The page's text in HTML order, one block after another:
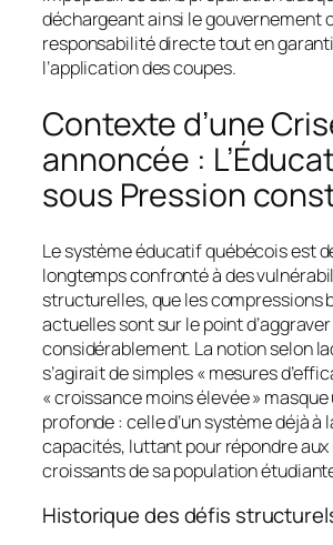
déchargeant ainsi le gouvernement
responsabilité directe tout en
l’application des coupes.
Contexte d’une
annoncée :
sous Pression
Le système éducatif québécois est
longtemps confronté à des
structurelles, que les compressions
actuelles sont sur le point d’aggraver
considérablement. La notion selon
s’agirait de simples « mesures
« croissance moins élevée »
profonde : celle d’un système déjà à
capacités, luttant pour répondre aux
croissants de sa population
Historique des défis